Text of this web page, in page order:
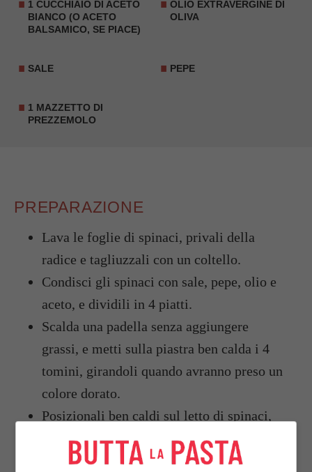
1 CUCCHIAIO DI ACETO
BIANCO (O ACETO
BALSAMICO, SE PIACE)
OLIO EXTRAVERGINE DI
OLIVA
SALE PEPE
1 MAZZETTO DI
PREZZEMOLO
PREPARAZIONE
Lava le foglie di spinaci, privali della
radice e tagliuzzali con un coltello.
Condisci gli spinaci con sale, pepe, olio e
aceto, e dividili in 4 piatti.
Scalda una padella senza aggiungere
grassi, e metti sulla piastra ben calda i 4
tomini, girandoli quando avranno preso un
colore dorato.
Posizionali ben caldi sul letto di spinaci,
spolvera con il prezzemolo lavato,
asciugato e tritato, e servi in tavola.